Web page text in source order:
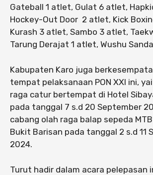
Gateball 1 atlet, Gulat 6 atlet,
Hockey-Out Door 2 atlet, Kick
Kurash 3 atlet, Sambo 3 atlet,
Tarung Derajat 1 atlet, Wushu
Kabupaten Karo juga
tempat pelaksanaan PON XXI ini,
raga catur bertempat di Hotel
pada tanggal 7 s.d 20 September
cabang olah raga balap sepeda
Bukit Barisan pada tanggal 2 s.d 11
2024.
Turut hadir dalam acara pelepasan